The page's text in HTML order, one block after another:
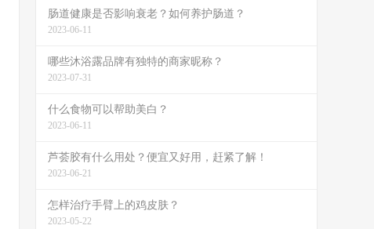
肠道健康是否影响衰老？如何养护肠道？
2023-06-11
哪些沐浴露品牌有独特的商家昵称？
2023-07-31
什么食物可以帮助美白？
2023-06-11
芦荟胶有什么用处？便宜又好用，赶紧了解！
2023-06-21
怎样治疗手臂上的鸡皮肤？
2023-05-22